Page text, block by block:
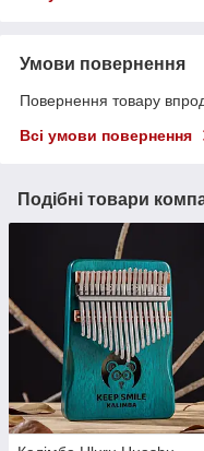
Умови повернення
Повернення товару
Всі умови повернення
Подібні товари